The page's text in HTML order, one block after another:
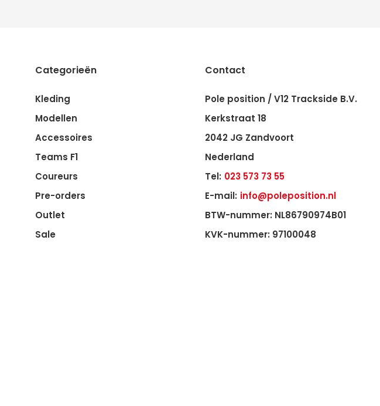
Categorieën
Kleding
Modellen
Accessoires
Teams F1
Coureurs
Pre-orders
Outlet
Sale
Contact
Pole position / V12 Trackside B.V.
Kerkstraat 18
2042 JG Zandvoort
Nederland
Tel: 023 573 73 55
E-mail: info@poleposition.nl
BTW-nummer: NL86790974B01
KVK-nummer: 97100048